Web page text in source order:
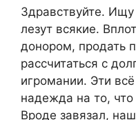
Здравствуйте.
лезут всякие.
донором, продать
рассчитаться с
игромании. Эти
надежда на то, что
Вроде завязал,